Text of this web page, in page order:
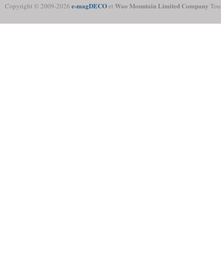
Copyright © 2009-2026 e-magDECOet Wao Mountain Limited Company